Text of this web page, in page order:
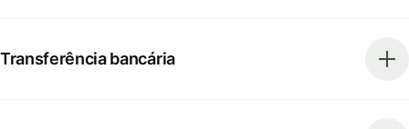
Transferência bancária